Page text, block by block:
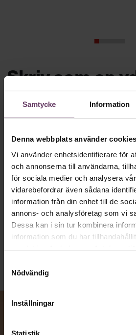
Samtycke Information
Denna webbplats använder cookies
Vi använder enhetsidentifierare för
och annonserna till användarna,
för sociala medier och analysera
vidarebefordrar även sådana
information från din enhet till de
annons- och analysföretag som vi
Dessa kan i sin tur kombinera
information som du har
Nödvändig
Inställningar
Statistik
Skriv som en
app
MVH VD
Kan en app
text till korthugget vd-språk
artighetsfraser, men gärna
vägen för den som vill nå
toppcheferna?
Kommunikation
Text:Fredrik Kullberg
Publicerad2026-08-07